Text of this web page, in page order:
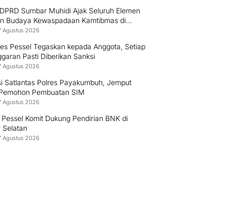
Sumbar Muhidi Ajak Seluruh Elemen
Budaya Kewaspadaan Kamtibmas di
Masyarakat
Agustus 2026
Pessel Tegaskan kepada Anggota, Setiap
Pasti Diberikan Sanksi
Agustus 2026
Satlantas Polres Payakumbuh, Jemput
Pembuatan SIM
Agustus 2026
Pessel Komit Dukung Pendirian BNK di
Selatan
Agustus 2026